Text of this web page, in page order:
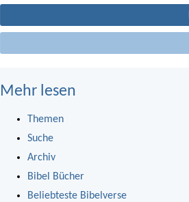
Mehr lesen
Themen
Suche
Archiv
Bibel Bücher
Beliebteste Bibelverse